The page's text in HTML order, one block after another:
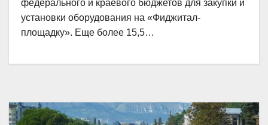
федерального и краевого бюджетов для закупки и
установки оборудования на «Фиджитал-
площадку». Еще более 15,5…